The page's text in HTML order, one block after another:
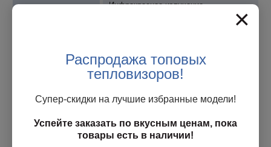
Инфракрасное излучение,
двухспектральное слияние, видимый
10
температуры
Тип сигнала
Сигнал тревоги по изображению
×
Распродажа топовых
тепловизоров!
Супер-скидки на лучшие избранные модели!
Успейте заказать по вкусным ценам, пока
товары есть в наличии!